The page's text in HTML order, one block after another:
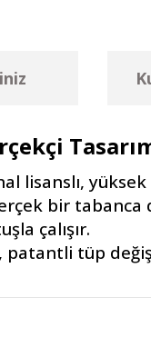
lisanslı,
bir tabanca
çalışır.
patantli tüp